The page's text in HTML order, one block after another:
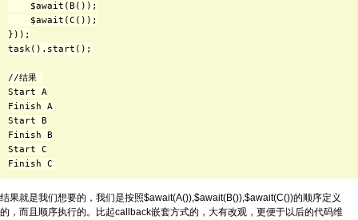
    $await(B());
    $await(C());
}));
task().start();
//结果
Start A
Finish A
Start B
Finish B
Start C
结果就是我们想要的，我们是按照$await(A()),$await(B()),$await(C())的顺序定义
的，而且顺序执行的。比起callback嵌套方式的，大有改观，更便于以后的代码维